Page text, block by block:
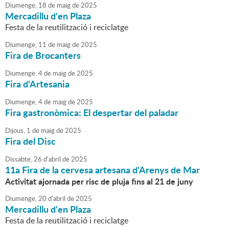
Diumenge, 18 de maigde2025
Mercadillu d'en Plaza
Festa de la reutilització i reciclatge
Diumenge, 11 de maigde2025
Fira de Brocanters
Diumenge,4de maigde2025
Fira d'Artesania
Diumenge,4de maigde2025
Fira gastronòmica: El despertar del paladar
Dijous, 1 de maigde2025
Fira del Disc
Dissabte,26 d'abril de2025
11a Fira de la cervesa artesana d'Arenys de Mar
Activitat ajornada per risc de pluja fins al 21 de juny
Diumenge,20 d'abril de2025
Mercadillu d'en Plaza
Festa de la reutilització i reciclatge